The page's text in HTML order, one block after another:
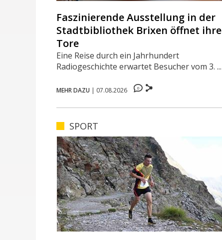
Faszinierende Ausstellung in der
Stadtbibliothek Brixen öffnet ihre
Tore
Eine Reise durch ein Jahrhundert
Radiogeschichte erwartet Besucher vom 3. ...
MEHR DAZU | 07.08.2026 0
SPORT